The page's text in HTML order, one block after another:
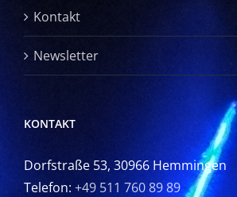
Kontakt
Newsletter
KONTAKT
Dorfstraße 53, 30966 Hemmingen
Telefon: +49 511 760 89 89